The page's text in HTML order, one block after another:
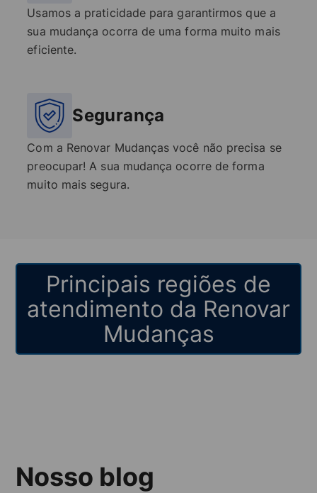
Usamos a praticidade para garantirmos que a
sua mudança ocorra de uma forma muito mais
eficiente.
Segurança
Com a Renovar Mudanças você não precisa se
preocupar! A sua mudança ocorre de forma
muito mais segura.
Principais regiões de
atendimento da Renovar
Mudanças
Nosso blog